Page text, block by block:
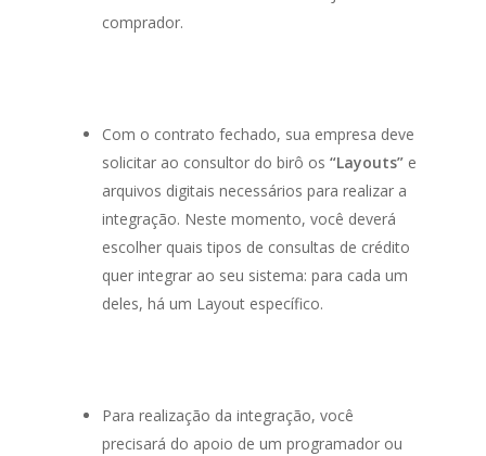
comprador.
Com o contrato fechado, sua empresa deve
solicitar ao consultor do birô os “Layouts” e
arquivos digitais necessários para realizar a
integração. Neste momento, você deverá
escolher quais tipos de consultas de crédito
quer integrar ao seu sistema: para cada um
deles, há um Layout específico.
Para realização da integração, você
precisará do apoio de um programador ou